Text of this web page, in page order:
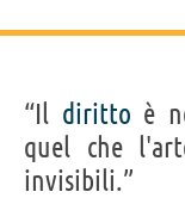
“Il diritto è
quel che
invisibili.”